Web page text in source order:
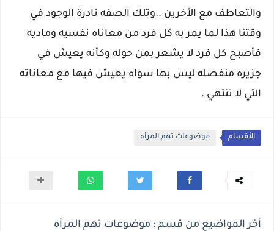
والتعاطف مع الأخرين ..وتلك الصفه نادرة الوجود في
وقتنا هذا لما يمر به كل فرد من معاناه نفسيه وماديه
فأصبح كل فرد لا يشعر بمن حوله وكأنه يعيش في
جزيره منفصله ليس بها سواه يعيش فيها مع معاناته
التي لا تنتهي .
الأقسام موضوعات تهم المرأه
أخر المواضيع من قسم : موضوعات تهم المرأه